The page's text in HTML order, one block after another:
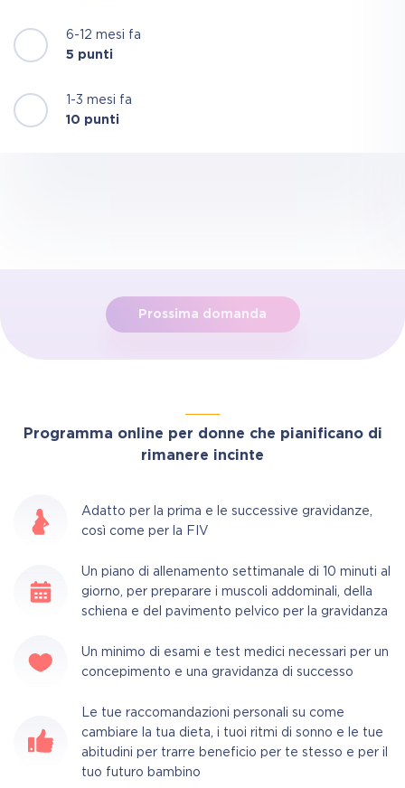
6-12 mesi fa
5 punti
1-3 mesi fa
10 punti
Prossima domanda
Programma online per donne che pianificano di
rimanere incinte
Adatto per la prima e le successive gravidanze,
così come per la FIV
Un piano di allenamento settimanale di 10 minuti al
giorno, per preparare i muscoli addominali, della
schiena e del pavimento pelvico per la gravidanza
Un minimo di esami e test medici necessari per un
concepimento e una gravidanza di successo
Le tue raccomandazioni personali su come
cambiare la tua dieta, i tuoi ritmi di sonno e le tue
abitudini per trarre beneficio per te stesso e per il
tuo futuro bambino